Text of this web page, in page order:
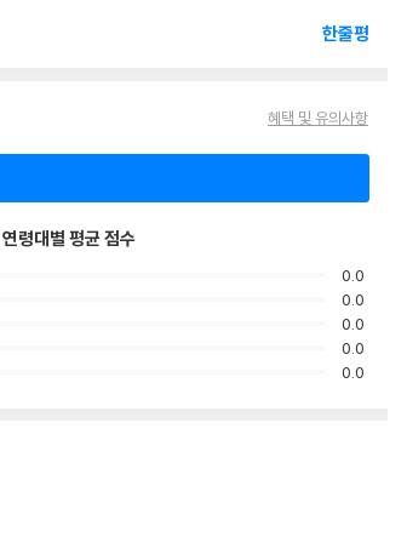
한줄평
혜택 및 유의사항
연령대별 평균 점수
0.0
0.0
0.0
0.0
0.0